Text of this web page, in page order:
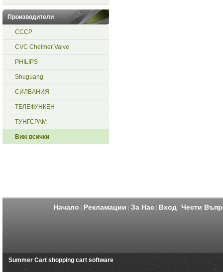
Производители
СССР
CVC Chelmer Valve
PHILIPS
Shuguang
СИЛВАНИЯ
ТЕЛЕФУНКЕН
ТУНГСРАМ
Виж всички
Начало Рекламации За Нас| Вход| Чести
Summer Cart shopping cart software